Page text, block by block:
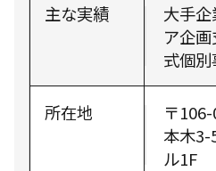
主な実績
大手
ア企
式個別
所在地
〒
本木3-
ル1F